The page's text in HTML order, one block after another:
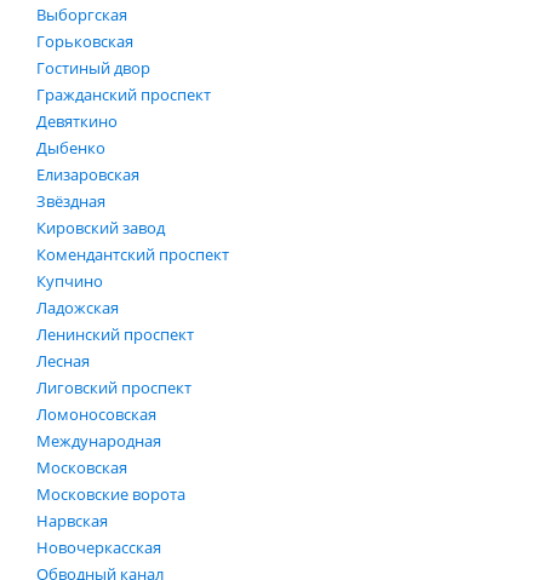
Выборгская
Горьковская
Гостиный двор
Гражданский проспект
Девяткино
Дыбенко
Елизаровская
Звёздная
Кировский завод
Комендантский проспект
Купчино
Ладожская
Ленинский проспект
Лесная
Лиговский проспект
Ломоносовская
Международная
Московская
Московские ворота
Нарвская
Новочеркасская
Обводный канал